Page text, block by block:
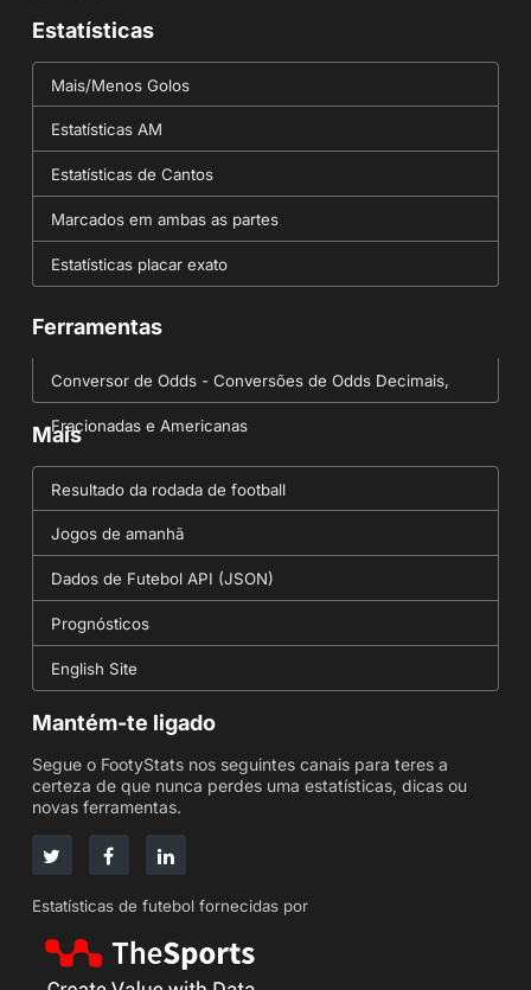
Estatísticas
Mais/Menos Golos
Estatísticas AM
Estatísticas de Cantos
Marcados em ambas as partes
Estatísticas placar exato
Ferramentas
Conversor de Odds - Conversões de Odds Decimais,
Fracionadas e Americanas
Mais
Resultado da rodada de football
Jogos de amanhã
Dados de Futebol API (JSON)
Prognósticos
English Site
Mantém-te ligado
Segue o FootyStats nos seguintes canais para teres a
certeza de que nunca perdes uma estatísticas, dicas ou
novas ferramentas.
Estatísticas de futebol fornecidas por